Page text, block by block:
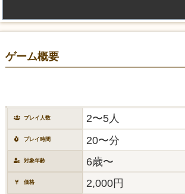
ゲーム概要
プレイ人数 2〜5人
プレイ時間 20〜分
対象年齢 6歳〜
価格 2,000円